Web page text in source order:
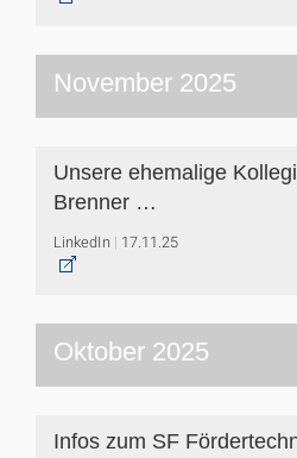
November 2025
Unsere ehemalige
Brenner …
LinkedIn 17.11.25
Oktober 2025
Infos zum SF